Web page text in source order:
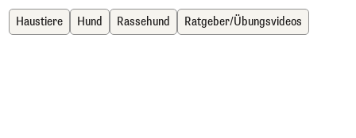
Haustiere Hund Rassehund Ratgeber/Übungsvideos